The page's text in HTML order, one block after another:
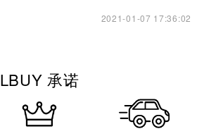
2021-01-07 17:36:02
LBUY 承诺